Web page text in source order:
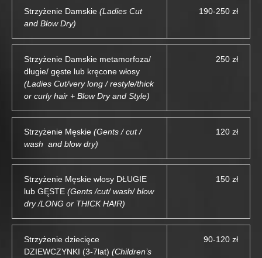
Strzyżenie Damskie (Ladies Cut
and Blow Dry)
190-250 zł
Strzyżenie Damskie metamorfoza/
długie/ gęste lub kręcone włosy
(Ladies Cut/very long / restyle/thick
or curly hair + Blow Dry and Style)
250 zł
Strzyżenie Męskie (Gents / cut /
wash and blow dry)
120 zł
Strzyżenie Męskie włosy DŁUGIE
lub GĘSTE (Gents /cut/ wash/ blow
dry /LONG or THICK HAIR)
150 zł
Strzyżenie dziecięce
DZIEWCZYNKI (3-7lat) (Children’s
90-120 zł